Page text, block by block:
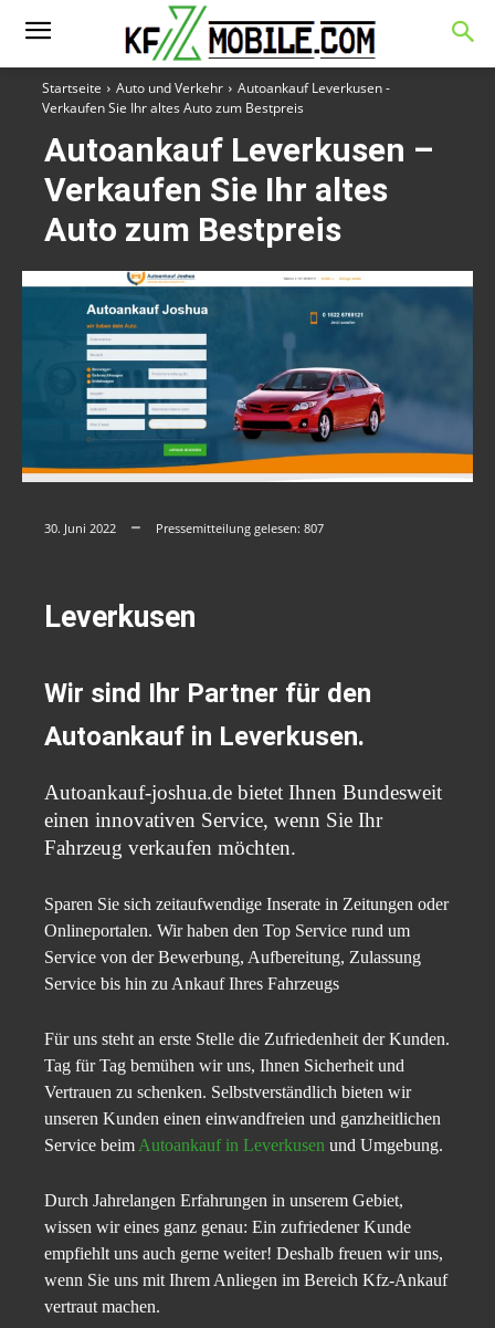
Startseite Auto und Verkehr
Autoankauf Leverkusen -
Verkaufen Sie Ihr altes Auto zum Bestpreis
Autoankauf Leverkusen –
Verkaufen Sie Ihr altes
Auto zum Bestpreis
30. Juni 2022 Pressemitteilung gelesen: 807
Leverkusen
Wir sind Ihr Partner für den
Autoankauf in Leverkusen.
Autoankauf-joshua.de bietet Ihnen Bundesweit
einen innovativen Service, wenn Sie Ihr
Fahrzeug verkaufen möchten.
Sparen Sie sich zeitaufwendige Inserate in Zeitungen oder
Onlineportalen. Wir haben den Top Service rund um
Service von der Bewerbung, Aufbereitung, Zulassung
Service bis hin zu Ankauf Ihres Fahrzeugs
Für uns steht an erste Stelle die Zufriedenheit der Kunden.
Tag für Tag bemühen wir uns, Ihnen Sicherheit und
Vertrauen zu schenken. Selbstverständlich bieten wir
unseren Kunden einen einwandfreien und ganzheitlichen
Service beim Autoankauf in Leverkusen und Umgebung.
Durch Jahrelangen Erfahrungen in unserem Gebiet,
wissen wir eines ganz genau: Ein zufriedener Kunde
empfiehlt uns auch gerne weiter! Deshalb freuen wir uns,
wenn Sie uns mit Ihrem Anliegen im Bereich Kfz-Ankauf
vertraut machen.